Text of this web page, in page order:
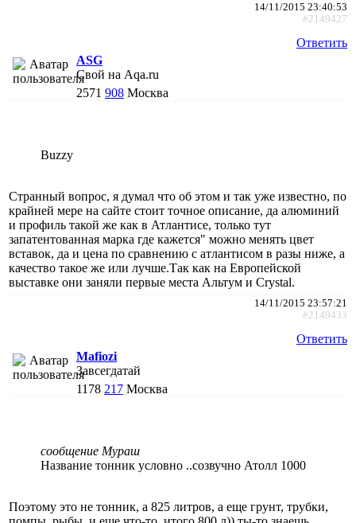
14/11/2015 23:40:53
#2149427
Ответить
АSG
Свой на Aqa.ru
2571 908 Москва
Buzzy
Странный вопрос, я думал что об этом и так уже известно, по
крайней мере на сайте стоит точное описание, да алюминий
и профиль такой же как в Атлантисе, только тут
запатентованная марка где кажется" можно менять цвет
вставок, да и цена по сравнению с атлантисом в разы ниже, а
качество такое же или лучше.Так как на Европейской
выставке они заняли первые места Альтум и Crystal.
14/11/2015 23:57:21
#2149433
Ответить
Mafiozi
Завсегдатай
1178 217 Москва
сообщение Мураш
Название тонник условно ..созвучно Атолл 1000
Поэтому это не тонник, а 825 литров, а еще грунт, трубки,